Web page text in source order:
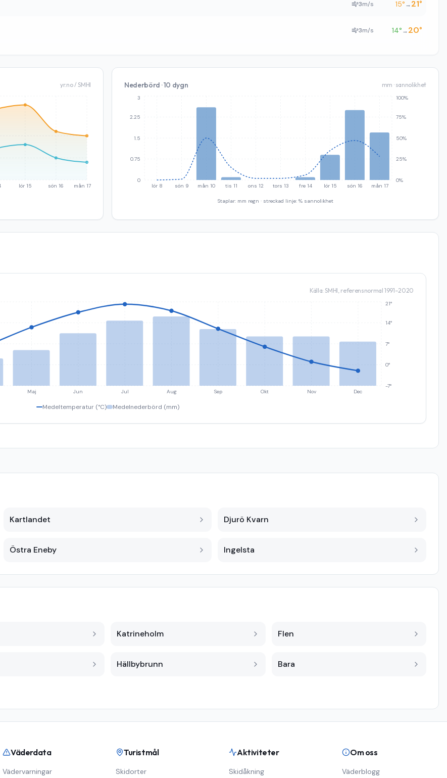
3m/s 15°→21°
3m/s 14°→20°
yr.no / SMHI
lör 15 sön 16 mån 17
Nederbörd · 10 dygn mm · sannolikhet
lör 8 sön 9 mån 10 tis 11 ons 12 tors 13 fre 14 lör 15 sön 16 mån 17
0
0.75
1.5
2.25
3
0%
25%
50%
75%
100%
Staplar: mm regn · streckad linje: % sannolikhet
Källa: SMHI, referensnormal 1991–2020
Maj Jun Jul Aug Sep Okt Nov Dec
-7°
0°
7°
14°
21°
Medeltemperatur (°C) Medelnederbörd (mm)
Kartlandet Djurö Kvarn
Östra Eneby Ingelsta
Katrineholm Flen
Hällbybrunn Bara
Väderdata
Vädervarningar
Turistmål
Skidorter
Aktiviteter
Skidåkning
Om oss
Väderblogg